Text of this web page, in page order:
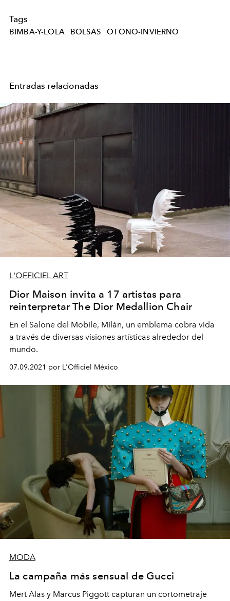
Tags
BIMBA-Y-LOLA BOLSAS OTONO-INVIERNO
Entradas relacionadas
L'OFFICIEL ART
Dior Maison invita a 17 artistas para
reinterpretar The Dior Medallion Chair
En el Salone del Mobile, Milán, un emblema cobra vida
a través de diversas visiones artísticas alrededor del
mundo.
07.09.2021 por L'Officiel México
MODA
La campaña más sensual de Gucci
Mert Alas y Marcus Piggott capturan un cortometraje